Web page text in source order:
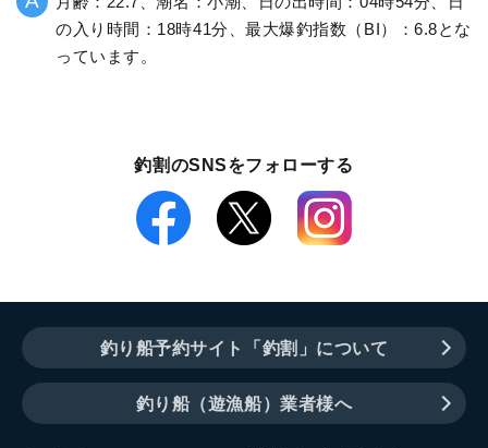
の入り時間：18時41分、最大爆釣指数（BI）：6.8とな
っています。
釣割のSNSをフォローする
釣り船予約サイト「釣割」について
釣り船（遊漁船）業者様へ